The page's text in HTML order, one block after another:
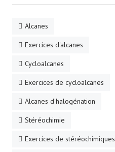
Alcanes
Exercices d'alcanes
Cycloalcanes
Exercices de cycloalcanes
Alcanes d'halogénation
Stéréochimie
Exercices de stéréochimiques